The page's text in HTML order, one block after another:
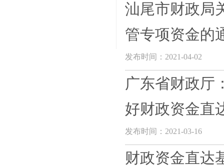
汕尾市财政局
管专项资金的
发布时间：2021-04-02
广东省财政厅
好财政资金直
发布时间：2021-03-16
财政资金直达